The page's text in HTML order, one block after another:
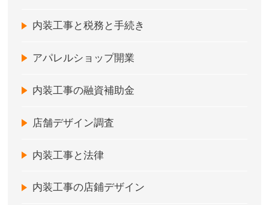
内装工事と税務と手続き
アパレルショップ開業
内装工事の融資補助金
店舗デザイン調査
内装工事と法律
内装工事の店鋪デザイン